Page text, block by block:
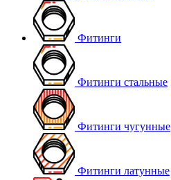
Фитинги
Фитинги стальные
Фитинги чугунные
Фитинги латунные